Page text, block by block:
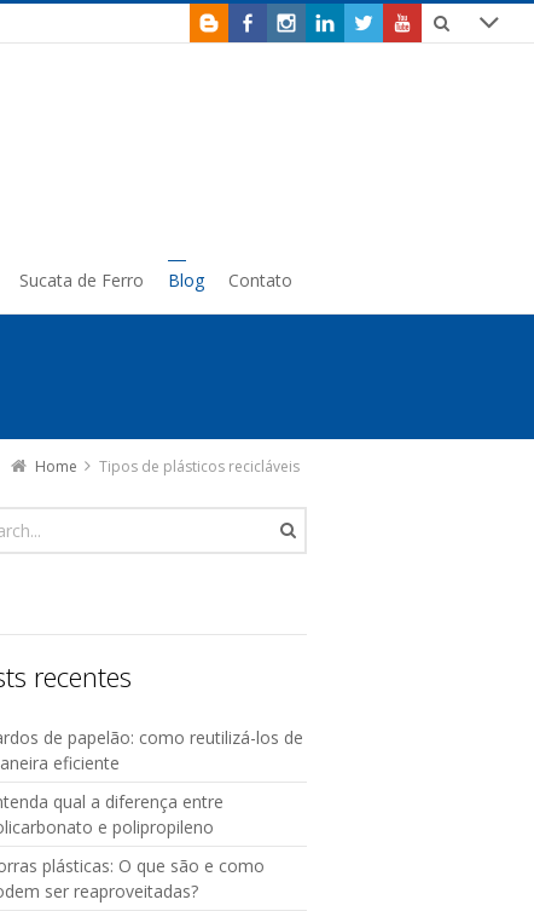
Sucata de Ferro Blog Contato
Home Tipos de plásticos recicláveis
recentes
de papelão: como reutilizá-los de
eficiente
qual a diferença entre
e polipropileno
plásticas: O que são e como
ser reaproveitadas?